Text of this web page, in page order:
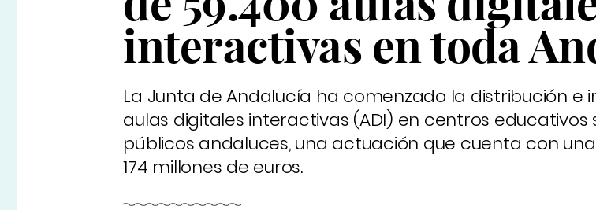
interactivas en toda
La Junta de Andalucía ha comenzado la distribución e
aulas digitales interactivas (ADI) en centros educativos
públicos andaluces, una actuación que cuenta con
174 millones de euros.